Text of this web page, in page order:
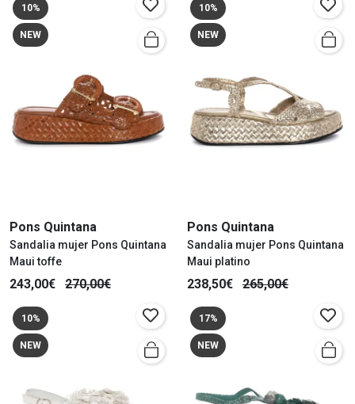
10%
NEW
Pons Quintana
Sandalia mujer Pons Quintana
Maui toffe
243,00€ 270,00€
10%
NEW
Pons Quintana
Sandalia mujer Pons Quintana
Maui platino
238,50€ 265,00€
10%
NEW
17%
NEW